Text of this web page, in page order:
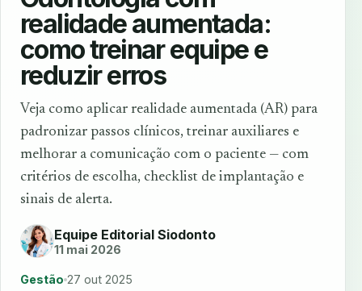
realidade aumentada:
como treinar equipe e
reduzir erros
Veja como aplicar realidade aumentada (AR) para
padronizar passos clínicos, treinar auxiliares e
melhorar a comunicação com o paciente — com
critérios de escolha, checklist de implantação e
sinais de alerta.
Equipe Editorial Siodonto
11 mai 2026
Gestão 27 out 2025